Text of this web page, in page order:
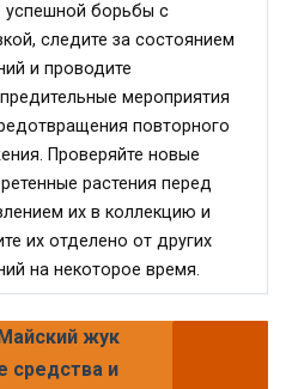
успешной борьбы с
следите за состоянием
и проводите
мероприятия
повторного
Проверяйте новые
растения перед
их в коллекцию и
их отделено от других
на некоторое время.
жук
средства и